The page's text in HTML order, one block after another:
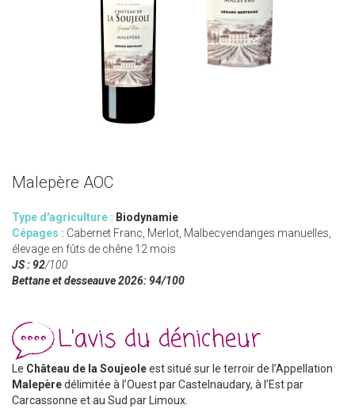
Malepère AOC
Type d'agriculture : Biodynamie
Cépages : Cabernet Franc, Merlot, Malbecvendanges manuelles,
élevage en fûts de chêne 12 mois
JS : 92/100
Bettane et desseauve 2026: 94/100
L'avis du dénicheur
Le Château de la Soujeoleest situé sur le terroir de l’Appellation
Malepèredélimitée à l’Ouest par Castelnaudary, à l’Est par
Carcassonne et au Sud par Limoux.